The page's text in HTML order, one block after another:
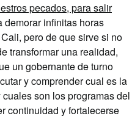
pecados, para salir
demorar infinitas horas
pero de que sirve si no
transformar una realidad,
un gobernante de turno
y comprender cual es la
son los programas del
continuidad y fortalecerse